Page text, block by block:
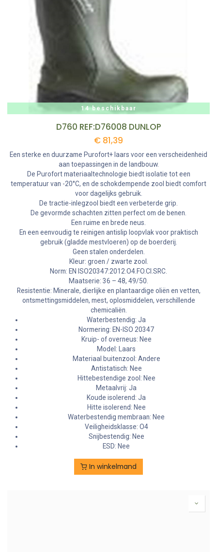
14 beschikbaar
D760 REF:D76008 DUNLOP
€ 81,39
Een sterke en duurzame Purofort+ laars voor een verscheidenheid
aan toepassingen in de landbouw.
De Purofort materiaaltechnologie biedt isolatie tot een
temperatuur van -20°C, en de schokdempende zool biedt comfort
voor dagelijks gebruik.
De tractie-inlegzool biedt een verbeterde grip.
De gevormde schachten zitten perfect om de benen.
Een ruime en brede neus.
En een eenvoudig te reinigen antislip loopvlak voor praktisch
gebruik (gladde mestvloeren) op de boerderij.
Geen stalen onderdelen.
Kleur: groen / zwarte zool.
Norm: EN ISO20347:2012.O4.FO.CI.SRC.
Maatserie: 36 – 48, 49/50.
Resistentie: Minerale, dierlijke en plantaardige oliën en vetten,
ontsmettingsmiddelen, mest, oplosmiddelen, verschillende
chemicaliën.
Waterbestendig: Ja
Normering: EN-ISO 20347
Kruip- of overneus: Nee
Model: Laars
Materiaal buitenzool: Andere
Antistatisch: Nee
Hittebestendige zool: Nee
Metaalvrij: Ja
Koude isolerend: Ja
Hitte isolerend: Nee
Waterbestendig membraan: Nee
Veiligheidsklasse: O4
Snijbestendig: Nee
ESD: Nee
In winkelmand